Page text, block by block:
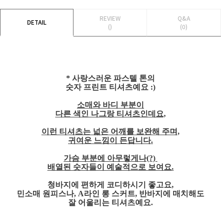
DETAIL
REVIEW
()
Q&A
(0)
* 사랑스러운 파스텔 톤의
숫자 프린트 티셔츠예요 :)
소매와 바디 부분이
다른 색인 나그랑 티셔츠인데요,
이런 티셔츠는 넓은 어깨를 보완해 주며,
귀여운 느낌이 든답니다.
가슴 부분에 아무렇게나(?)
배열된 숫자들이 예술적으로 보여요.
청바지에 편하게 코디하시기 좋고요,
민소매 원피스나, A라인 롱 스커트, 반바지에 매치해도
잘 어울리는 티셔츠예요.